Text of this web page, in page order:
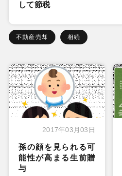
して節税
不動産売却 相続
2017年03月03日
孫の顔を見られる可
能性が高まる生前贈
与